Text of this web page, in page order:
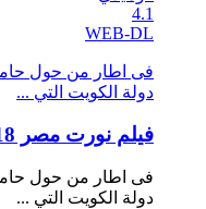
4.1
WEB-DL
فى اطار من حول
دولة الكويت التي ...
فيلم نورت مصر 2018 HD
فى اطار من حول
دولة الكويت التي ...